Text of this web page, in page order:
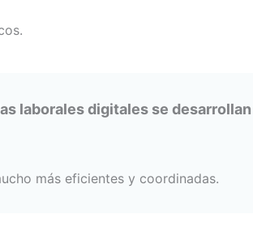
laborales digitales se
más eficientes y coordinadas.